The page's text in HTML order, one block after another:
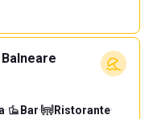
· Bar· Ristorante·